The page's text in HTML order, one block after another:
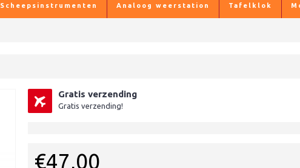
Scheepsinstrumenten Analoog weerstation Tafelklok
Gratis verzending
Gratis verzending!
€47,00